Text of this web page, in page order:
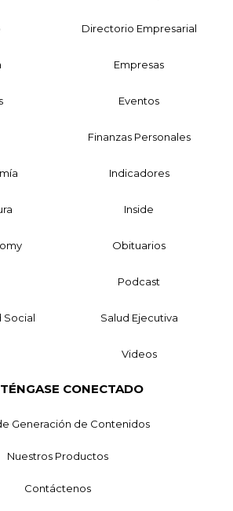
Directorio Empresarial
Empresas
Eventos
Finanzas Personales
Indicadores
Inside
Obituarios
Podcast
Social Salud Ejecutiva
Videos
CONECTADO
Generación de Contenidos
Nuestros Productos
Contáctenos